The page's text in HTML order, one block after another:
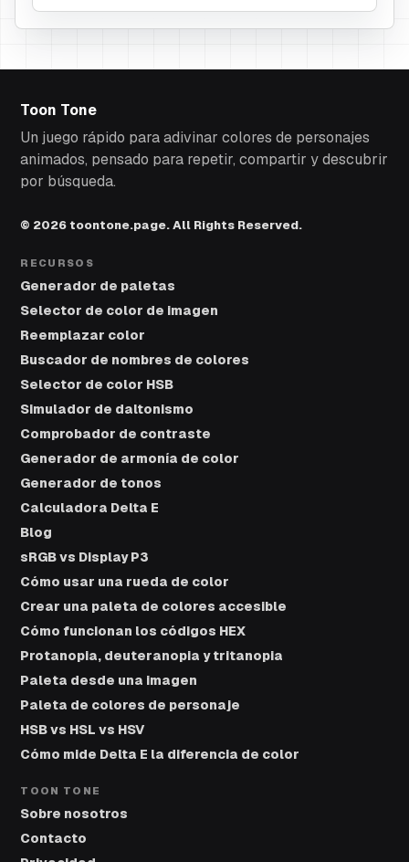
Toon Tone
Un juego rápido para adivinar colores de personajes
animados, pensado para repetir, compartir y descubrir
por búsqueda.
© 2026 toontone.page. All Rights Reserved.
RECURSOS
Generador de paletas
Selector de color de imagen
Reemplazar color
Buscador de nombres de colores
Selector de color HSB
Simulador de daltonismo
Comprobador de contraste
Generador de armonía de color
Generador de tonos
Calculadora Delta E
Blog
sRGB vs Display P3
Cómo usar una rueda de color
Crear una paleta de colores accesible
Cómo funcionan los códigos HEX
Protanopia, deuteranopia y tritanopia
Paleta desde una imagen
Paleta de colores de personaje
HSB vs HSL vs HSV
Cómo mide Delta E la diferencia de color
TOON TONE
Sobre nosotros
Contacto